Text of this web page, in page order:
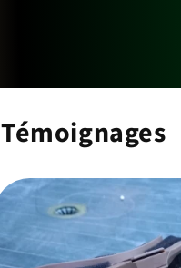
Témoignages